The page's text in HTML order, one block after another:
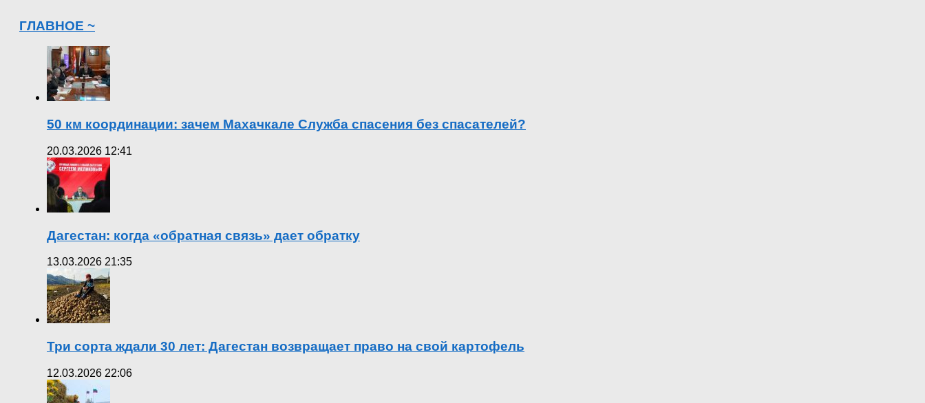
ГЛАВНОЕ ~
50 км координации: зачем Махачкале Служба спасения без спасателей?
20.03.2026 12:41
Дагестан: когда «обратная связь» дает обратку
13.03.2026 21:35
Три сорта ждали 30 лет: Дагестан возвращает право на свой картофель
12.03.2026 22:06